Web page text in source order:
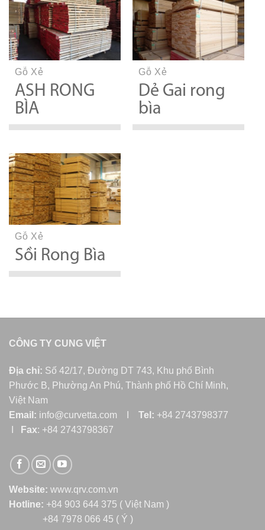
Gỗ Xẻ
ASH RONG
BÌA
Gỗ Xẻ
Dẻ Gai rong
bìa
Gỗ Xẻ
Sồi Rong Bìa
CÔNG TY CUNG VIỆT
Địa chỉ: Số 42/17, Đường DT 743, Khu phố Bình
Phước B, Phường An Phú, Thành phố Hồ Chí Minh,
Việt Nam
Email: info@curvetta.com I Tel: +84 2743798377
Fax: +84 2743798367
Website: www.qrv.com.vn
Hotline: +84 903 644 375 ( Việt Nam )
+84 7978 066 45 ( Ý )